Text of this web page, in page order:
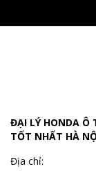
ĐẠI LÝ HONDA Ô
TỐT NHẤT HÀ
Địa chỉ: